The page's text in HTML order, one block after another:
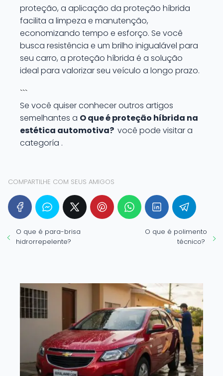
proteção, a aplicação da proteção híbrida
facilita a limpeza e manutenção,
economizando tempo e esforço. Se você
busca resistência e um brilho inigualável para
seu carro, a proteção híbrida é a solução
ideal para valorizar seu veículo a longo prazo.
```
Se você quiser conhecer outros artigos
semelhantes a O que é proteção híbrida na
estética automotiva? você pode visitar a
categoría .
COMPARTILHE COM SEUS AMIGOS
O que é para-brisa
hidrorrepelente?
O que é polimento
técnico?